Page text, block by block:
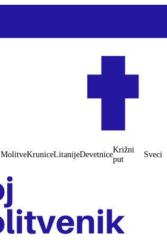
MolitveKruniceLitanijeDevetnice
Križni
put
Sveci